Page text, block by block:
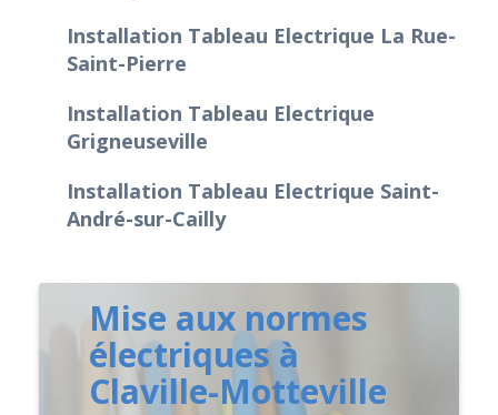
Installation Tableau Electrique La Rue-
Saint-Pierre
Installation Tableau Electrique
Grigneuseville
Installation Tableau Electrique Saint-
André-sur-Cailly
Mise aux normes
électriques à
Claville-Motteville